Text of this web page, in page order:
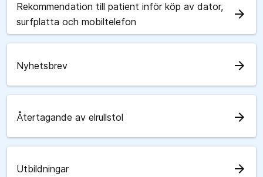
Rekommendation till patient inför köp av dator,
surfplatta och mobiltelefon
arrow_forward
Nyhetsbrev arrow_forward
Återtagande av elrullstol arrow_forward
Utbildningar arrow_forward